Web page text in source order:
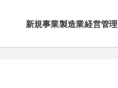
新規事業製造業経営管理